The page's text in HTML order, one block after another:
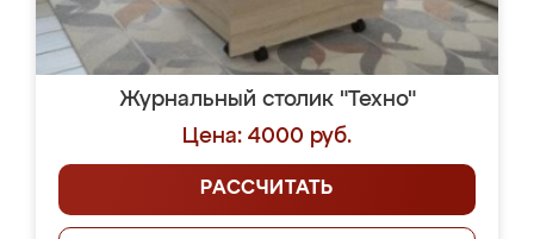
Журнальный столик "Техно"
Цена: 4000 руб.
РАССЧИТАТЬ